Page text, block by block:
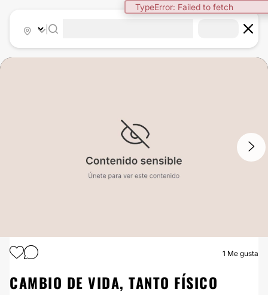
TypeError: Failed to fetch
ABDOMINOPLASTIA
1 Me gusta
CAMBIO DE VIDA, TANTO FÍSICO